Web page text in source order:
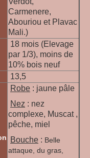
Carmenere,
Abouriou et Plavac
Mali.)
18 mois (Elevage
par 1/3), moins de
10% bois neuf
13,5
Robe : jaune pâle
Nez : nez
complexe, Muscat ,
pêche, miel
Bouche : Belle
attaque, du gras,